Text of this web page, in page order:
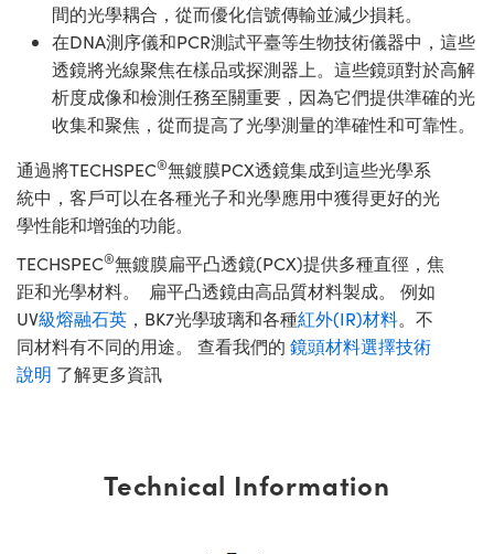
間的光學耦合，從而優化信號傳輸並減少損耗。
在DNA測序儀和PCR測試平臺等生物技術儀器中，這些
透鏡將光線聚焦在樣品或探測器上。這些鏡頭對於高解
析度成像和檢測任務至關重要，因為它們提供準確的光
收集和聚焦，從而提高了光學測量的準確性和可靠性。
通過將TECHSPEC®無鍍膜PCX透鏡集成到這些光學系
統中，客戶可以在各種光子和光學應用中獲得更好的光
學性能和增強的功能。
TECHSPEC®無鍍膜扁平凸透鏡(PCX)提供多種直徑，焦
距和光學材料。 扁平凸透鏡由高品質材料製成。 例如
UV級熔融石英 ，BK7光學玻璃和各種紅外(IR)材料。不
同材料有不同的用途。 查看我們的 鏡頭材料選擇技術
說明 了解更多資訊
Technical Information